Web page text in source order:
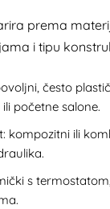
prema
i tipu
često
početne salone.
kompozitni ili
s